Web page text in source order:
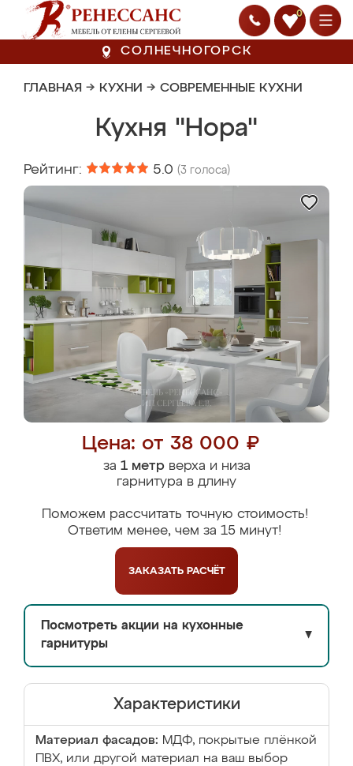
0
СОЛНЕЧНОГОРСК
ГЛАВНАЯ → КУХНИ → СОВРЕМЕННЫЕ КУХНИ
Кухня "Нора"
Рейтинг: 5.0 (3 голоса)
Цена: от 38 000 ₽
за 1 метрверха и низа
гарнитура в длину
Поможем рассчитать точную стоимость!
Ответим менее, чем за 15 минут!
ЗАКАЗАТЬ РАСЧЁТ
Посмотреть акции на кухонные
гарнитуры
▼
Характеристики
Материал фасадов: МДФ, покрытые плёнкой
ПВХ, или другой материал на ваш выбор